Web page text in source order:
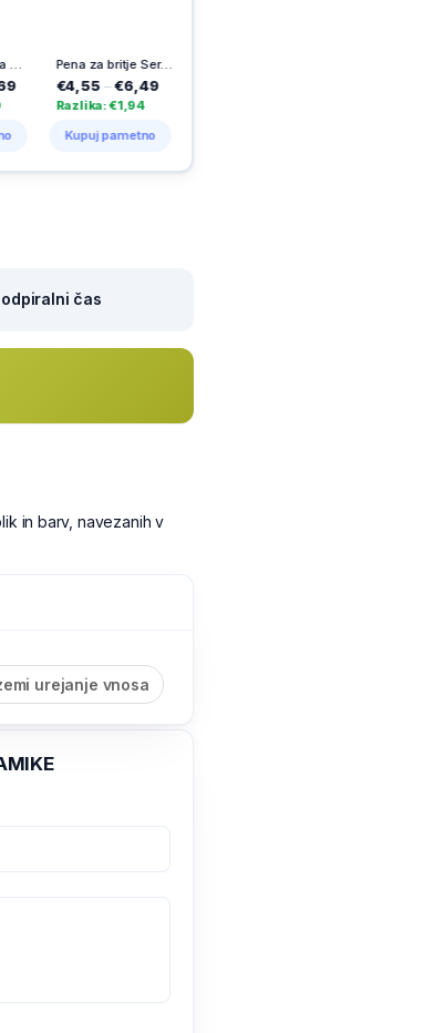
Pena za britje Series Revitalizing Sensitive, 200 ml
€6,49
€1,94
pametno
€5,99
Razlika: €3,00
Kupuj pametno
čas
in barv, navezanih v
urejanje vnosa